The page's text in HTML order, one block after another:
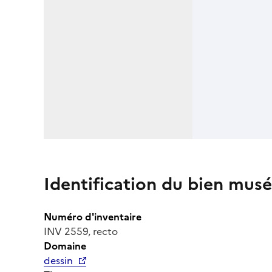
Identification du bien
Numéro d'inventaire
INV 2559, recto
Domaine
dessin